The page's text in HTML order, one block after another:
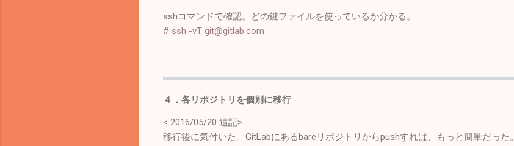
sshコマンドで確認。どの鍵ファイルを使っているか分かる。
# ssh -vT git@gitlab.com
４．各リポジトリを個別に移行
< 2016/05/20 追記>
移行後に気付いた。GitLabにあるbareリポジトリからpushすれば、もっと簡単だった。